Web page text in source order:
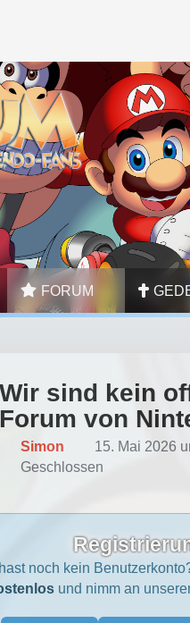
FORUM
Wir sind kein
Forum von
Simon
15. Mai 2026
Geschlossen
noch kein
und nimm an